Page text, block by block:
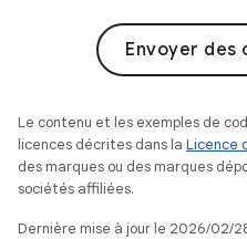
Envoyer des
Le contenu et les exemples de
licences décrites dans la Licence
des marques ou des marques
sociétés affiliées.
Dernière mise à jour le 2026/02/